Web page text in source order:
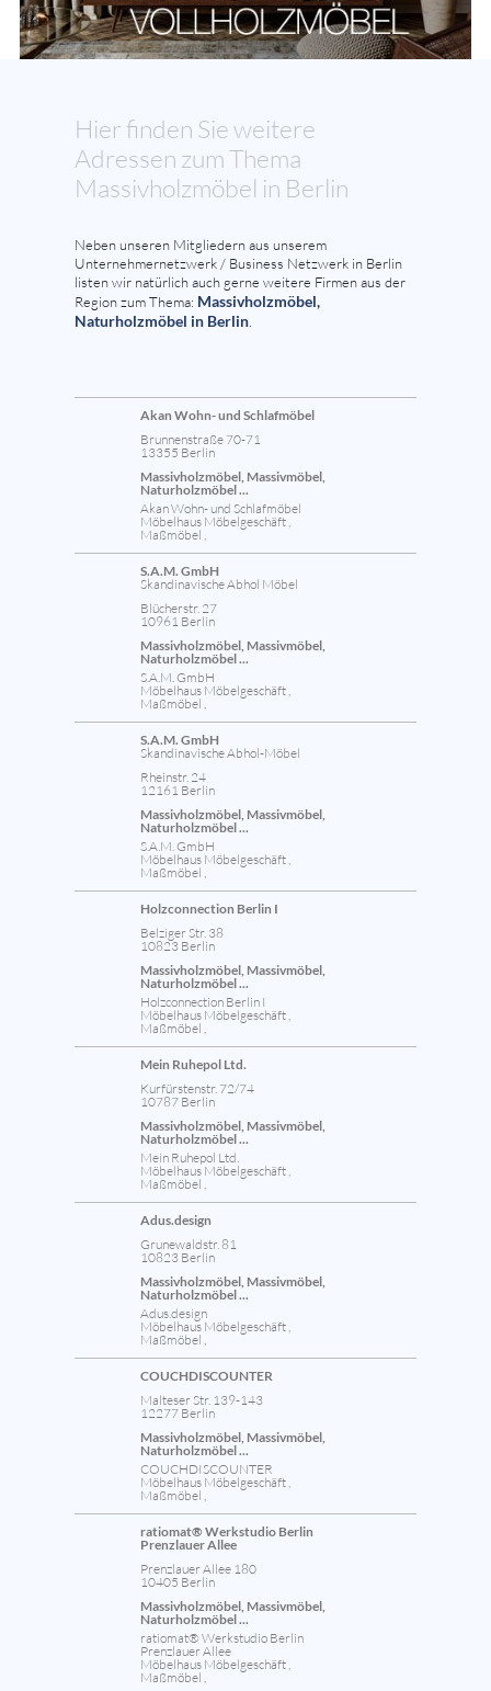
Hier finden Sie weitere
Adressen zum Thema
Massivholzmöbel in Berlin
Neben unseren Mitgliedern aus unserem
Unternehmernetzwerk / Business Netzwerk in Berlin
listen wir natürlich auch gerne weitere Firmen aus der
Region zum Thema: Massivholzmöbel,
Naturholzmöbel in Berlin
Akan Wohn- und Schlafmöbel
Brunnenstraße 70-71
13355 Berlin
Massivholzmöbel, Massivmöbel,
Naturholzmöbel ...
Akan Wohn- und Schlafmöbel
Möbelhaus Möbelgeschäft ,
Maßmöbel ,
S.A.M. GmbH
Skandinavische Abhol Möbel
Blücherstr. 27
10961 Berlin
Massivholzmöbel, Massivmöbel,
Naturholzmöbel ...
S.A.M. GmbH
Möbelhaus Möbelgeschäft ,
Maßmöbel ,
S.A.M. GmbH
Skandinavische Abhol-Möbel
Rheinstr. 24
12161 Berlin
Massivholzmöbel, Massivmöbel,
Naturholzmöbel ...
S.A.M. GmbH
Möbelhaus Möbelgeschäft ,
Maßmöbel ,
Holzconnection Berlin I
Belziger Str. 38
10823 Berlin
Massivholzmöbel, Massivmöbel,
Naturholzmöbel ...
Holzconnection Berlin I
Möbelhaus Möbelgeschäft ,
Maßmöbel ,
Mein Ruhepol Ltd.
Kurfürstenstr. 72/74
10787 Berlin
Massivholzmöbel, Massivmöbel,
Naturholzmöbel ...
Mein Ruhepol Ltd.
Möbelhaus Möbelgeschäft ,
Maßmöbel ,
Adus.design
Grunewaldstr. 81
10823 Berlin
Massivholzmöbel, Massivmöbel,
Naturholzmöbel ...
Adus.design
Möbelhaus Möbelgeschäft ,
Maßmöbel ,
COUCHDISCOUNTER
Malteser Str. 139-143
12277 Berlin
Massivholzmöbel, Massivmöbel,
Naturholzmöbel ...
COUCHDISCOUNTER
Möbelhaus Möbelgeschäft ,
Maßmöbel ,
ratiomat® Werkstudio Berlin
Prenzlauer Allee
Prenzlauer Allee 180
10405 Berlin
Massivholzmöbel, Massivmöbel,
Naturholzmöbel ...
ratiomat® Werkstudio Berlin
Prenzlauer Allee
Möbelhaus Möbelgeschäft ,
Maßmöbel ,